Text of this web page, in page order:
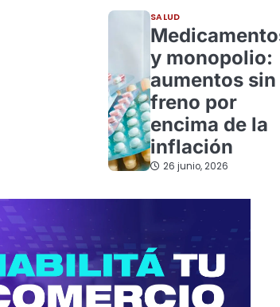
SALUD
y monopolio:
aumentos sin
freno por
encima de la
inflación
26 junio, 2026